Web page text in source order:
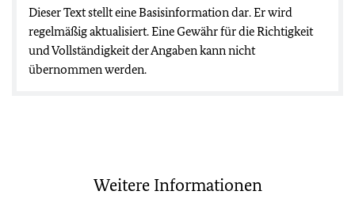
Dieser Text stellt eine Basisinformation dar. Er wird
regelmäßig aktualisiert. Eine Gewähr für die Richtigkeit
und Vollständigkeit der Angaben kann nicht
übernommen werden.
Weitere Informationen